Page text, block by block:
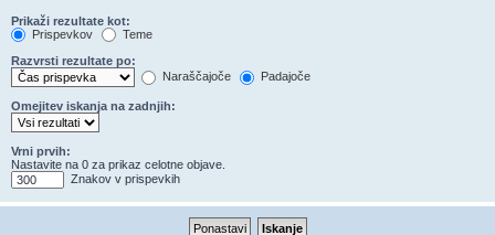
Prikaži rezultate kot:
Prispevkov
Teme
Razvrsti rezultate po:
Naraščajoče
Padajoče
Omejitev iskanja na zadnjih:
Vrni prvih:
Nastavite na 0 za prikaz celotne objave.
Znakov v prispevkih